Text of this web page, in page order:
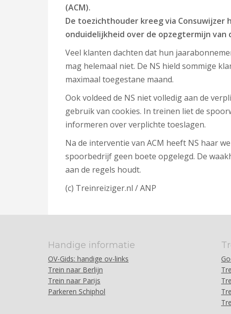
(ACM).
De toezichthouder kreeg via
onduidelijkheid over de opzegtermijn van
Veel klanten dachten dat hun
mag helemaal niet. De NS hield sommige
maximaal toegestane maand.
Ook voldeed de NS niet volledig aan de
gebruik van cookies. In treinen liet de
informeren over verplichte toeslagen.
Na de interventie van ACM heeft NS haar
spoorbedrijf geen boete opgelegd. De
aan de regels houdt.
(c) Treinreiziger.nl / ANP
Handige informatie
OV-Gids: handige ov-links
Trein naar Berlijn
Trein naar Parijs
Parkeren Schiphol